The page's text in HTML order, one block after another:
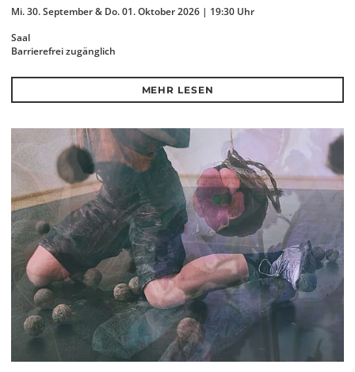
Mi. 30. September & Do. 01. Oktober 2026 | 19:30 Uhr
Saal
Barrierefrei zugänglich
MEHR LESEN